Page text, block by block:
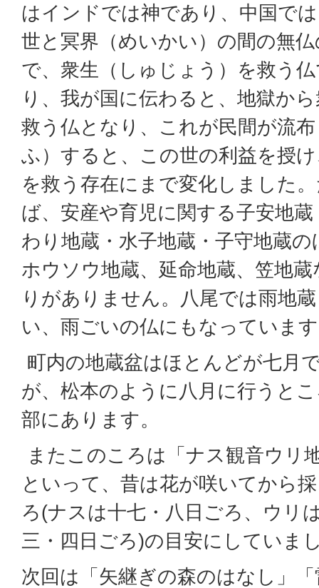
はインドでは神であり、中国で
世と冥界（めいかい）の間の無
で、衆生（しゅじょう）を救う
り、我が国に伝わると、地獄か
救う仏となり、これが民間が流
ふ）すると、この世の利益を授
を救う存在にまで変化しました
ば、安産や育児に関する子安地蔵
わり地蔵・水子地蔵・子守地蔵の
ホウソウ地蔵、延命地蔵、笠地
りがありません。八尾では雨地
い、雨ごいの仏にもなっていま
町内の地蔵盆はほとんどが七月
が、松本のように八月に行うと
部にあります。
またこのころは「ナス観音ウリ
といって、昔は花が咲いてから
ろ(ナスは十七・八日ごろ、ウリ
三・四日ごろ)の目安にしていま
次回は「矢継ぎの森のはなし」